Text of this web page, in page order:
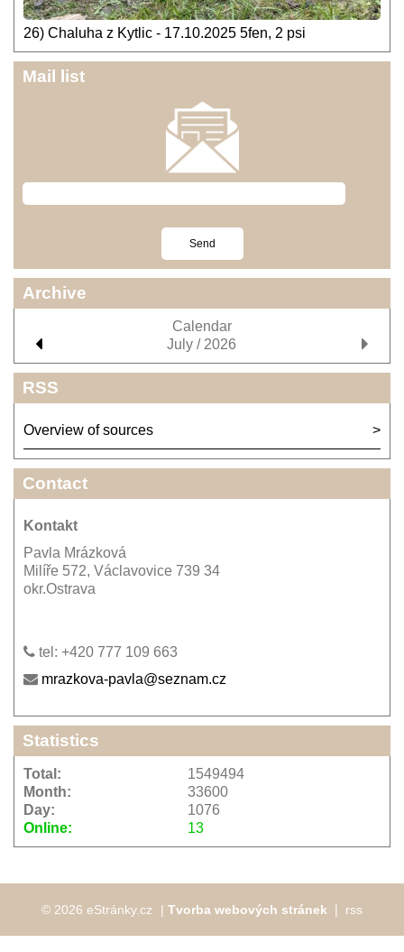
26) Chaluha z Kytlic - 17.10.2025 5fen, 2 psi
Mail list
Archive
Calendar
July / 2026
RSS
Overview of sources
Contact
Kontakt
Pavla Mrázková
Milíře 572, Václavovice 739 34
okr.Ostrava
tel: +420 777 109 663
mrazkova-pavla@seznam.cz
Statistics
Online: 13
Total:
1549494
Month:
33600
Day:
1076
© 2026 eStránky.cz | Tvorba webových stránek ❘ rss